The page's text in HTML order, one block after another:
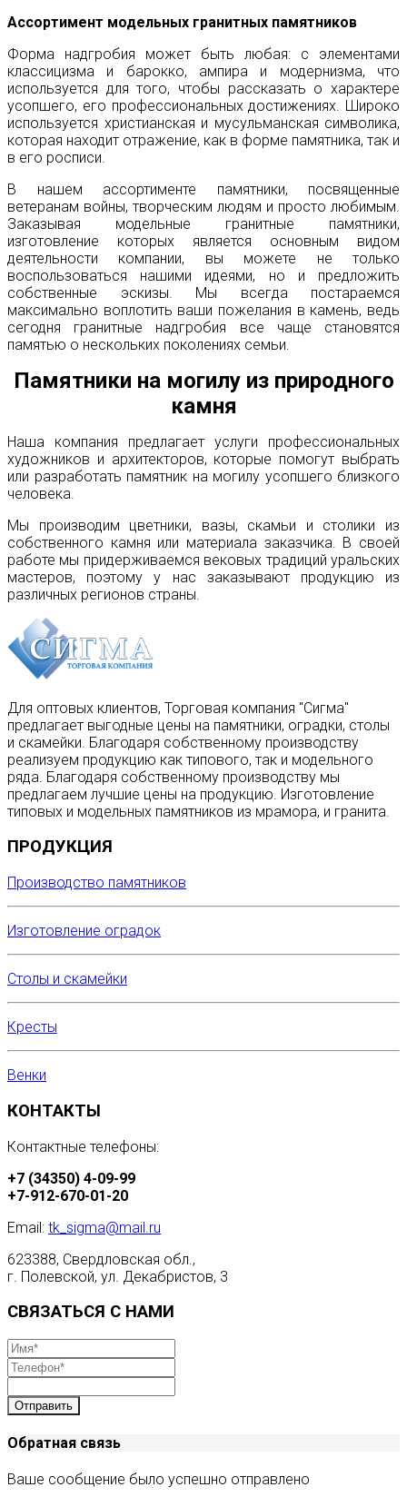
Ассортимент модельных гранитных памятников
Форма надгробия может быть любая: с элементами
классицизма и барокко, ампира и модернизма, что
используется для того, чтобы рассказать о характере
усопшего, его профессиональных достижениях. Широко
используется христианская и мусульманская символика,
которая находит отражение, как в форме памятника, так и
в его росписи.
В нашем ассортименте памятники, посвященные
ветеранам войны, творческим людям и просто любимым.
Заказывая модельные гранитные памятники,
изготовление которых является основным видом
деятельности компании, вы можете не только
воспользоваться нашими идеями, но и предложить
собственные эскизы. Мы всегда постараемся
максимально воплотить ваши пожелания в камень, ведь
сегодня гранитные надгробия все чаще становятся
памятью о нескольких поколениях семьи.
Памятники на могилу из природного
камня
Наша компания предлагает услуги профессиональных
художников и архитекторов, которые помогут выбрать
или разработать памятник на могилу усопшего близкого
человека.
Мы производим цветники, вазы, скамьи и столики из
собственного камня или материала заказчика. В своей
работе мы придерживаемся вековых традиций уральских
мастеров, поэтому у нас заказывают продукцию из
различных регионов страны.
Для оптовых клиентов, Торговая компания "Сигма"
предлагает выгодные цены на памятники, оградки, столы
и скамейки. Благодаря собственному производству
реализуем продукцию как типового, так и модельного
ряда. Благодаря собственному производству мы
предлагаем лучшие цены на продукцию. Изготовление
типовых и модельных памятников из мрамора, и гранита.
ПРОДУКЦИЯ
Производство памятников
Изготовление оградок
Столы и скамейки
Кресты
Венки
КОНТАКТЫ
Контактные телефоны:
+7 (34350) 4-09-99
+7-912-670-01-20
Email: tk_sigma@mail.ru
623388, Свердловская обл.,
г. Полевской, ул. Декабристов, 3
СВЯЗАТЬСЯ С НАМИ
Отправить
Обратная связь
Ваше сообщение было успешно отправлено